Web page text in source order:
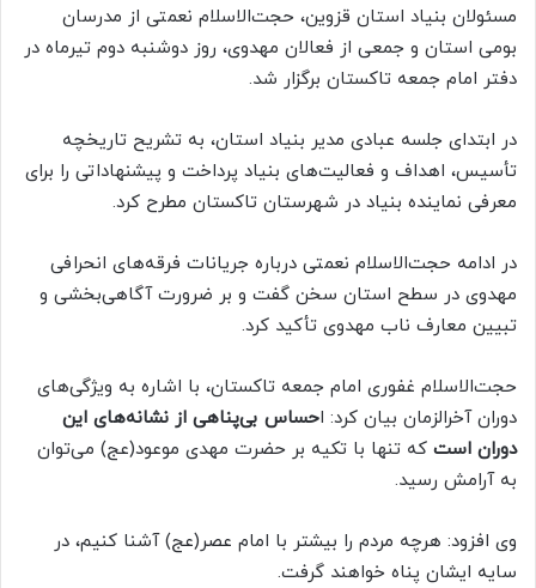
مسئولان بنیاد استان قزوین، حجت‌الاسلام نعمتی از مدرسان
بومی استان و جمعی از فعالان مهدوی، روز دوشنبه دوم تیرماه در
دفتر امام جمعه تاکستان برگزار شد.
در ابتدای جلسه عبادی مدیر بنیاد استان، به تشریح تاریخچه
تأسیس، اهداف و فعالیت‌های بنیاد پرداخت و پیشنهاداتی را برای
معرفی نماینده بنیاد در شهرستان تاکستان مطرح کرد.
در ادامه حجت‌الاسلام نعمتی درباره جریانات فرقه‌های انحرافی
مهدوی در سطح استان سخن گفت و بر ضرورت آگاهی‌بخشی و
تبیین معارف ناب مهدوی تأکید کرد.
حجت‌الاسلام غفوری امام جمعه تاکستان، با اشاره به ویژگی‌های
دوران آخرالزمان بیان کرد: احساس بی‌پناهی از نشانه‌های این
دوران است که تنها با تکیه بر حضرت مهدی موعود(عج) می‌توان
به آرامش رسید.
وی افزود: هرچه مردم را بیشتر با امام عصر(عج) آشنا کنیم، در
سایه ایشان پناه خواهند گرفت.